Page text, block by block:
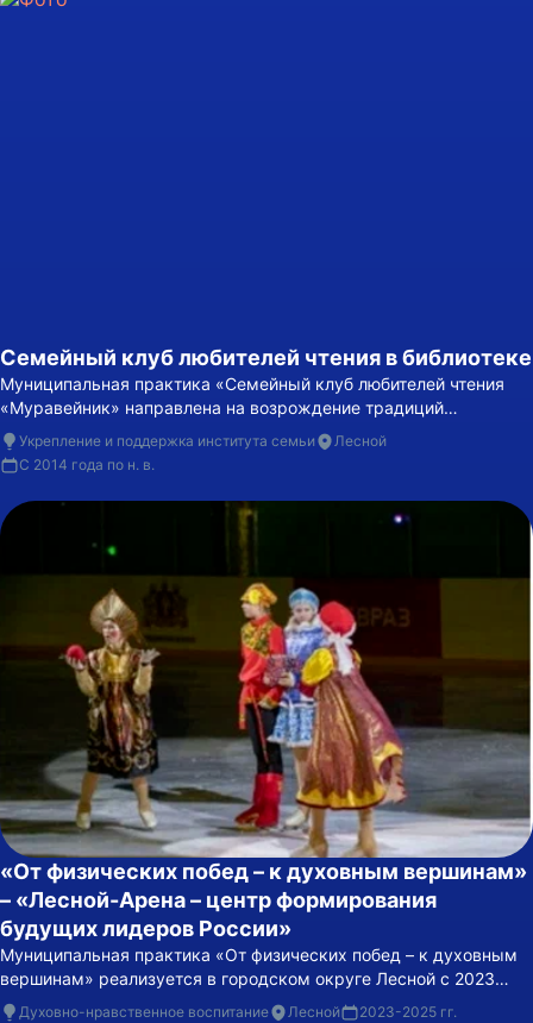
Семейный клуб любителей чтения в библиотеке
Муниципальная практика «Семейный клуб любителей чтения
«Муравейник» направлена на возрождение традиций
семейного чтения и создание пространства для совместного
культурного досуга детей и родителей.
Укрепление и поддержка института семьи
Лесной
С 2014 года по н. в.
«От физических побед – к духовным вершинам»
– «Лесной-Арена – центр формирования
будущих лидеров России»
Муниципальная практика «От физических побед – к духовным
вершинам» реализуется в городском округе Лесной с 2023
года на базе Ледовой арены МБУДО «СШОР «Факел».
Духовно-нравственное воспитание Лесной 2023-2025 гг.